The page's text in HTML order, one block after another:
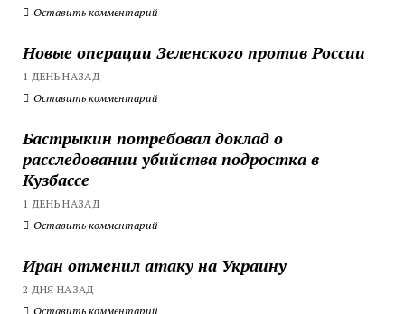
Оставить комментарий
Новые операции Зеленского против России
1 ДЕНЬ НАЗАД
Оставить комментарий
Бастрыкин потребовал доклад о
расследовании убийства подростка в
Кузбассе
1 ДЕНЬ НАЗАД
Оставить комментарий
Иран отменил атаку на Украину
2 ДНЯ НАЗАД
Оставить комментарий